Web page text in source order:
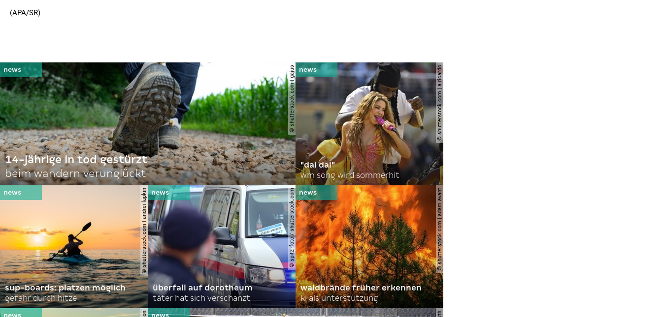
(APA/SR)
© shutterstock.com | gajus
14-jährige in tod gestürzt
beim wandern verunglückt
© shutterstock.com | a.ricardo
"dai dai"
wm song wird sommerhit
© shutterstock.com | andrei lapkin
sup-boards: platzen möglich
gefahr durch hitze
© spitzi-foto / shutterstock.com
überfall auf dorotheum
täter hat sich verschanzt
© shutterstock.com | adam avant
waldbrände früher erkennen
ki als unterstützung